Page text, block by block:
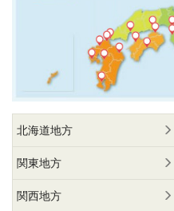
北海道地方
関東地方
関西地方